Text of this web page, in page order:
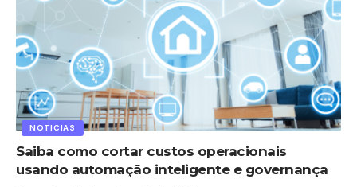
NOTICIAS
Saiba como cortar custos operacionais
usando automação inteligente e governança